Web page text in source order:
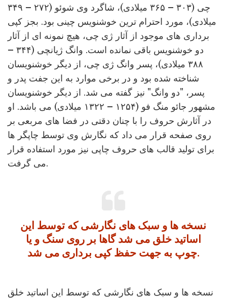
چی (۳۰۳ – ۳۶۵ میلادی)، شاگرد وی شوئو (۲۷۲ – ۳۴۹
میلادی)، مورد احترام ترین خوشنویس چینی بود. بجز کپی
برداری های موجود از آثار ژی چی، هیچ نمونه ای از آثار
دو خوشنویس باقی نمانده است. وانگ ژیانچی (۳۴۴ –
۳۸۸ میلادی)، پسر وانگ ژی چی، از دیگر خوشنویسان
شناخته شده بود و در برخی موارد به این جفت پدر و
پسر، "دو وانگ" نیز گفته می شد. از دیگر خوشنویسان
مشهور جائو منگ فو (۱۲۵۴ – ۱۳۲۲ میلادی) می باشد. او
در آثارش حروف را با چنان دقتی در فضا های مربعی بر
روی صفحه قرار می داد که نگارش وی توسط چاپگر ها
برای تولید قالب های حروف چاپی نیز مورد استفاده قرار
می گرفت.
نسخه ها و سبک های نگارشی که توسط این
اساتید خلق می شد گاها بر روی سنگ و یا
چوپ به جهت حفظ کپی برداری می شد.
نسخه ها و سبک های نگارشی که توسط این اساتید خلق